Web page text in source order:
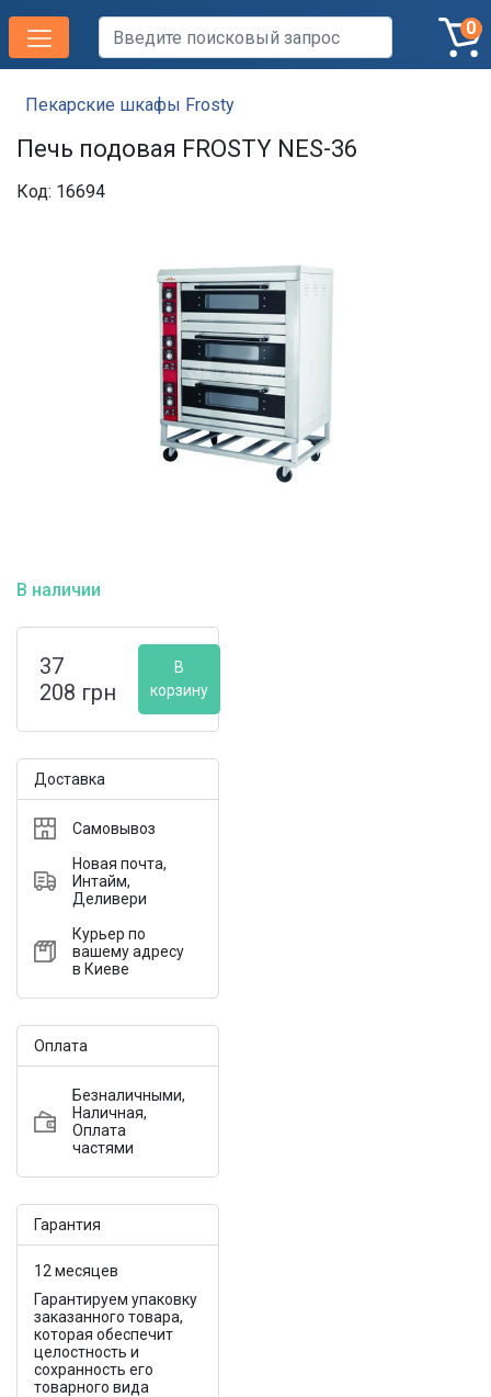
0
Пекарские шкафы Frosty
Печь подовая FROSTY NES-36
Код: 16694
В наличии
37
208 грн
В
корзину
Доставка
Самовывоз
Новая почта,
Интайм,
Деливери
Курьер по
вашему адресу
в Киеве
Оплата
Безналичными,
Наличная,
Оплата
частями
Гарантия
12 месяцев
Гарантируем упаковку
заказанного товара,
которая обеспечит
целостность и
сохранность его
товарного вида